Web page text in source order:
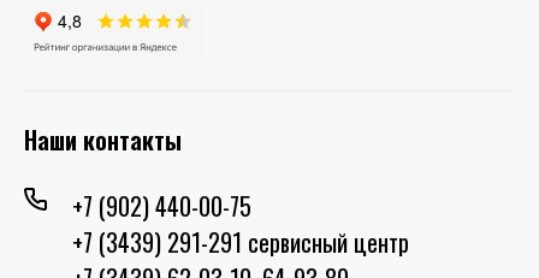
Наши контакты
+7 (902) 440-00-75
+7 (3439) 291-291 сервисный центр